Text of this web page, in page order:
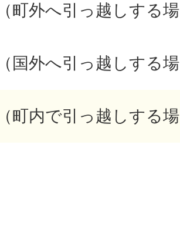
町外へ引っ越しする
国外へ引っ越しする
町内で引っ越しする